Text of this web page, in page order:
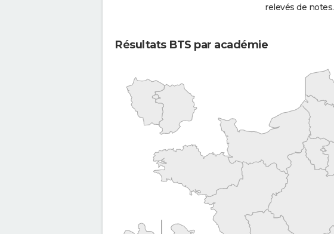
relevés de notes.
Résultats BTS par académie